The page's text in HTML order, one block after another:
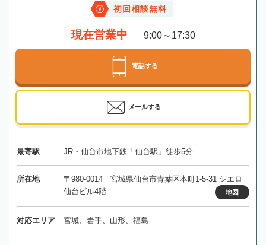
初回相談無料
現在営業中 9:00～17:30
電話する
メールする
最寄駅 JR・仙台市地下鉄「仙台駅」徒歩5分
所在地
〒980-0014 宮城県仙台市青葉区本町1-5-31 シエロ
仙台ビル4階
地図
対応エリア 宮城、岩手、山形、福島